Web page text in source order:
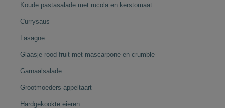
Koude pastasalade met rucola en kerstomaat
Currysaus
Lasagne
Glaasje rood fruit met mascarpone en crumble
Garnaalsalade
Grootmoeders appeltaart
Hardgekookte eieren